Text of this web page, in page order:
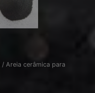
/ Areia cerâmica para